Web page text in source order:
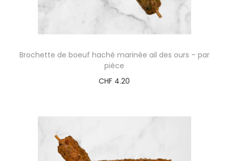
Brochette de boeuf haché marinée ail des ours – par
pièce
CHF 4.20